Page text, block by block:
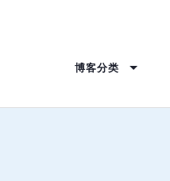
博客分类